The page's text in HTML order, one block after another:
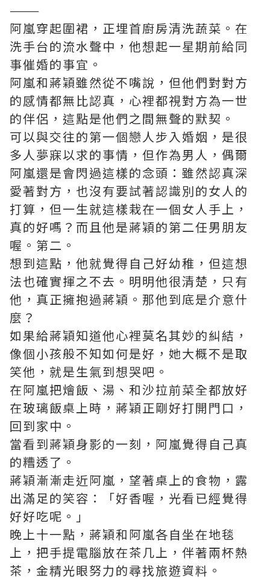
———
阿嵐穿起圍裙，正埋首廚房清洗蔬菜。在
洗手台的流水聲中，他想起一星期前給同
事催婚的事宜。
阿嵐和蔣穎雖然從不嘴說，但他們對對方
的感情都無比認真，心裡都視對方為一世
的伴侶，這點是他們之間無聲的默契。
可以與交往的第一個戀人步入婚姻，是很
多人夢寐以求的事情，但作為男人，偶爾
阿嵐還是會閃過這樣的念頭：雖然認真深
愛著對方，也沒有要試著認識別的女人的
打算，但一生就這樣栽在一個女人手上，
真的好嗎？而且他是蔣穎的第二任男朋友
喔。第二。
想到這點，他就覺得自己好幼稚，但這想
法也確實揮之不去。明明他很清楚，只有
他，真正擁抱過蔣穎。那他到底是介意什
麼？
如果給蔣穎知道他心裡莫名其妙的糾結，
像個小孩般不知如何是好，她大概不是取
笑他，就是生氣到想哭吧。
在阿嵐把燴飯、湯、和沙拉前菜全都放好
在玻璃飯桌上時，蔣穎正剛好打開門口，
回到家中。
當看到蔣穎身影的一刻，阿嵐覺得自己真
的糟透了。
蔣穎漸漸走近阿嵐，望著桌上的食物，露
出滿足的笑容：「好香喔，光看已經覺得
好好吃呢。」
晚上十一點，蔣穎和阿嵐各自坐在地毯
上，把手提電腦放在茶几上，伴著兩杯熱
茶，金精光眼努力的尋找旅遊資料。